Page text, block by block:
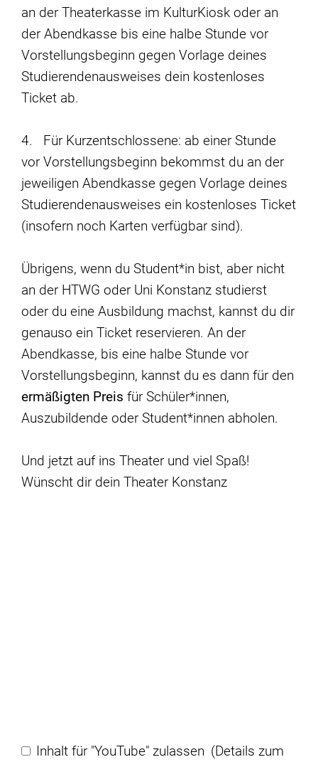
an der Theaterkasse im KulturKiosk oder an
der Abendkasse bis eine halbe Stunde vor
Vorstellungsbeginn gegen Vorlage deines
Studierendenausweises dein kostenloses
Ticket ab.
4. Für Kurzentschlossene: ab einer Stunde
vor Vorstellungsbeginn bekommst du an der
jeweiligen Abendkasse gegen Vorlage deines
Studierendenausweises ein kostenloses Ticket
(insofern noch Karten verfügbar sind).
Übrigens, wenn du Student*in bist, aber nicht
an der HTWG oder Uni Konstanz studierst
oder du eine Ausbildung machst, kannst du dir
genauso ein Ticket reservieren. An der
Abendkasse, bis eine halbe Stunde vor
Vorstellungsbeginn, kannst du es dann für den
ermäßigten Preis für Schüler*innen,
Auszubildende oder Student*innen abholen.
Und jetzt auf ins Theater und viel Spaß!
Wünscht dir dein Theater Konstanz
Inhalt für "YouTube" zulassen (Details zum